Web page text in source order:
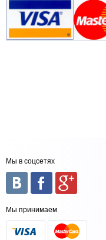
Мы в соцсетях
Мы принимаем